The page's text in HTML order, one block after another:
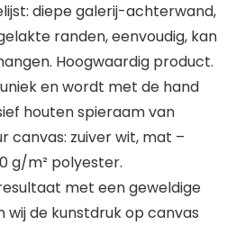
diepe galerij-achterwand,
randen, eenvoudig, kan
Hoogwaardig product.
en wordt met de hand
houten spieraam van
canvas: zuiver wit, mat –
g/m² polyester.
met een geweldige
de kunstdruk op canvas